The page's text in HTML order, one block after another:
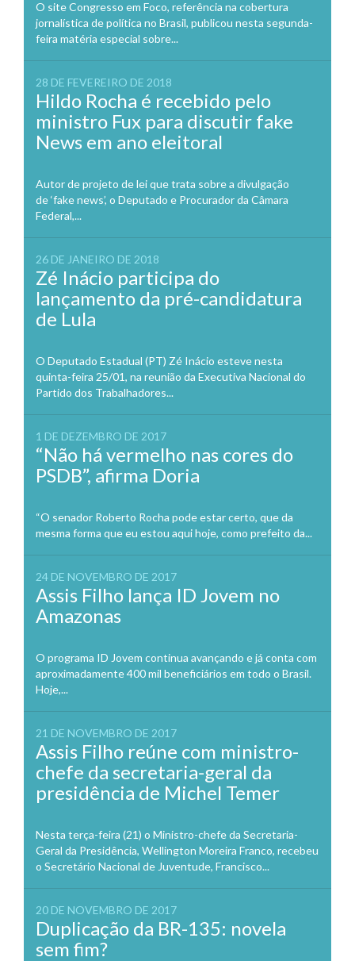
O site Congresso em Foco, referência na cobertura
jornalística de política no Brasil, publicou nesta segunda-
feira matéria especial sobre...
28 DE FEVEREIRO DE 2018
Hildo Rocha é recebido pelo
ministro Fux para discutir fake
News em ano eleitoral
Autor de projeto de lei que trata sobre a divulgação
de ‘fake news’, o Deputado e Procurador da Câmara
Federal,...
26 DE JANEIRO DE 2018
Zé Inácio participa do
lançamento da pré-candidatura
de Lula
O Deputado Estadual (PT) Zé Inácio esteve nesta
quinta-feira 25/01, na reunião da Executiva Nacional do
Partido dos Trabalhadores...
1 DE DEZEMBRO DE 2017
“Não há vermelho nas cores do
PSDB”, afirma Doria
“O senador Roberto Rocha pode estar certo, que da
mesma forma que eu estou aqui hoje, como prefeito da...
24 DE NOVEMBRO DE 2017
Assis Filho lança ID Jovem no
Amazonas
O programa ID Jovem continua avançando e já conta com
aproximadamente 400 mil beneficiários em todo o Brasil.
Hoje,...
21 DE NOVEMBRO DE 2017
Assis Filho reúne com ministro-
chefe da secretaria-geral da
presidência de Michel Temer
Nesta terça-feira (21) o Ministro-chefe da Secretaria-
Geral da Presidência, Wellington Moreira Franco, recebeu
o Secretário Nacional de Juventude, Francisco...
20 DE NOVEMBRO DE 2017
Duplicação da BR-135: novela
sem fim?